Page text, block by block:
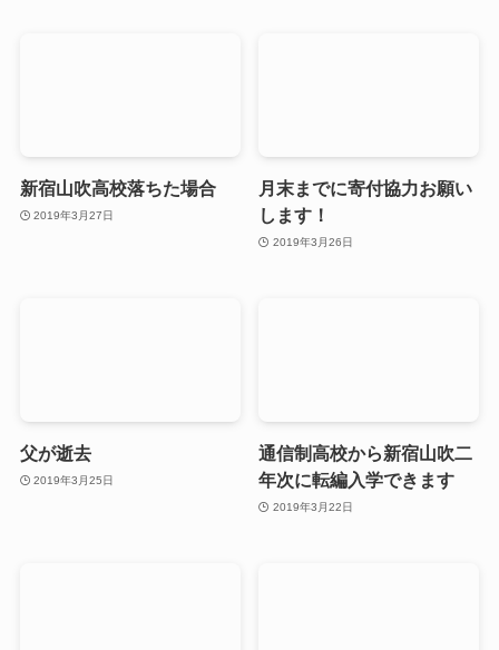
新宿山吹高校落ちた場合
2019年3月27日
月末までに寄付協力お願い
します！
2019年3月26日
父が逝去
2019年3月25日
通信制高校から新宿山吹二
年次に転編入学できます
2019年3月22日